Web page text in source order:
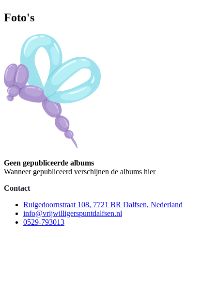
Foto's
Geen gepubliceerde albums
Wanneer gepubliceerd verschijnen de albums hier
Contact
Ruigedoornstraat 108, 7721 BR Dalfsen, Nederland
info@vrijwilligerspuntdalfsen.nl
0529-793013